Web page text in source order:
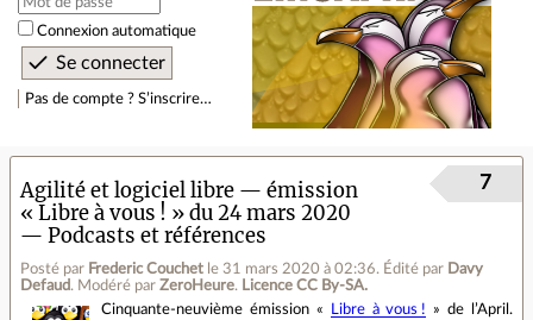
Connexion automatique
Pas de compte ? S’inscrire…
Agilité et logiciel libre — émission
« Libre à vous ! » du 24 mars 2020
— Podcasts et références
Posté par Frederic Couchet le 31 mars 2020 à 02:36. Édité par Davy
Defaud. Modéré par ZeroHeure. Licence CC By‑SA.
7
Cinquante‐neuvième émission « Libre à vous !
» de l’April.